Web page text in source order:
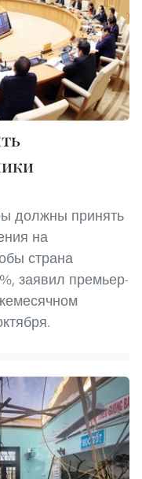
должны принять
на
страна
заявил премьер-